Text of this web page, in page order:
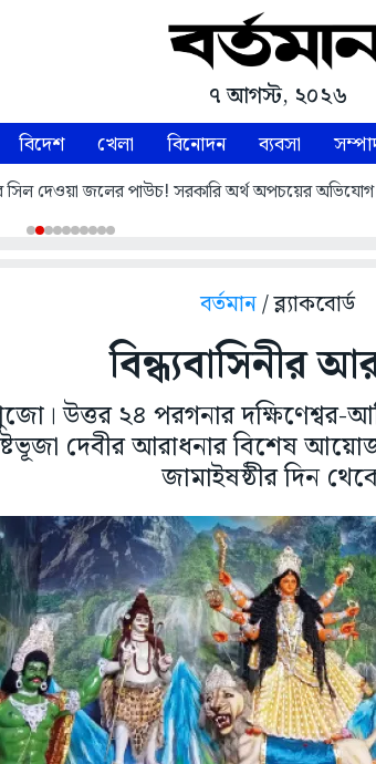
৭ আগস্ট, ২০২৬
বিদেশ খেলা বিনোদন ব্যবসা
দেওয়া জলের পাউচ! সরকারি অর্থ অপচয়ের অভিযোগ
বর্তমান/ ব্ল্যাকবোর্ড
বিন্ধ্যবাসিনীর
পুজো। উত্তর ২৪ পরগনার
দেবীর আরাধনার বিশেষ
জামাইষষ্ঠীর দিন